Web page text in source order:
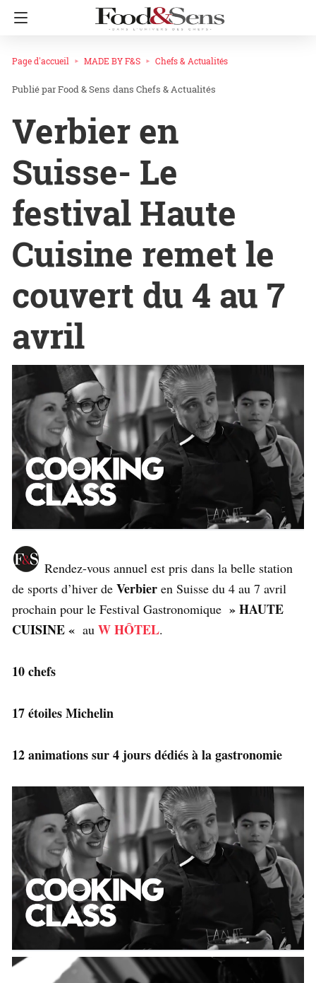
Page d'accueil MADE BY F&S Chefs & Actualités
Food & Sens dans Chefs & Actualités
Verbier en
Suisse- Le
festival Haute
Cuisine remet le
couvert du 4 au 7
avril
Rendez-vous annuel est pris dans la belle station
de sports d’hiver de Verbier en Suisse du 4 au 7 avril
prochain pour le Festival Gastronomique » HAUTE
CUISINE « au W HÔTEL.
10 chefs
17 étoiles Michelin
12 animations sur 4 jours dédiés à la gastronomie